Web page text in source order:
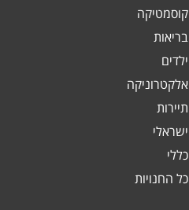
קוסמטיקה
בריאות
ילדים
אלקטרוניקה
תיירות
ישראלי
כללי
כל החנויות